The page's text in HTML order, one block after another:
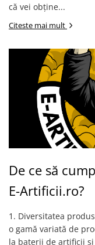
că vei obține...
Citeste mai mult
De ce să
E-Artificii.ro?
1. Diversitatea
o gamă variată de
la baterii de artificii